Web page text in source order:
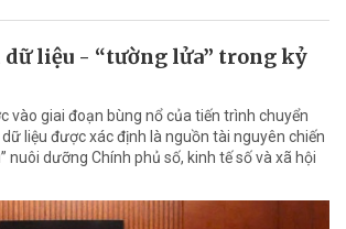
liệu - “tường lửa” trong kỷ
vào giai đoạn bùng nổ của tiến trình chuyển
liệu được xác định là nguồn tài nguyên chiến
nuôi dưỡng Chính phủ số, kinh tế số và xã hội